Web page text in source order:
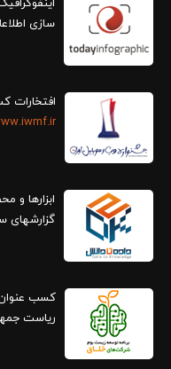
سازی
افتخارات
ابزارها و
گزارش‎های سالانه
کسب
ریاست